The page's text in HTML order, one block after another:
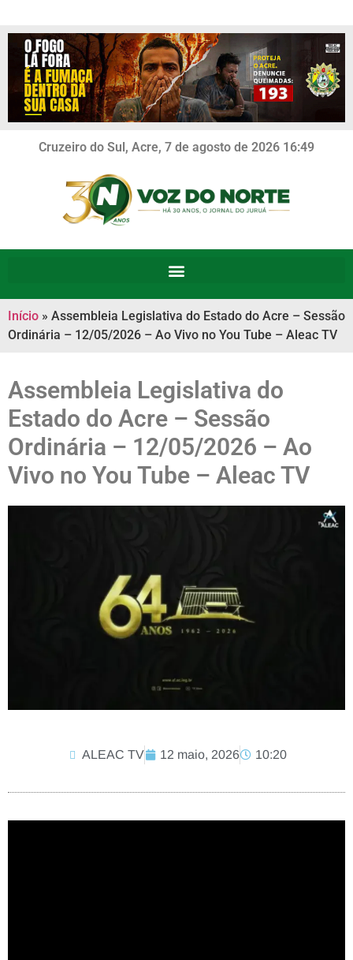
Cruzeiro do Sul, Acre, 7 de agosto de 2026 16:49
Início » Assembleia Legislativa do Estado do Acre – Sessão
Ordinária – 12/05/2026 – Ao Vivo no You Tube – Aleac TV
Assembleia Legislativa do
Estado do Acre – Sessão
Ordinária – 12/05/2026 – Ao
Vivo no You Tube – Aleac TV
ALEAC TV 12 maio, 2026 10:20